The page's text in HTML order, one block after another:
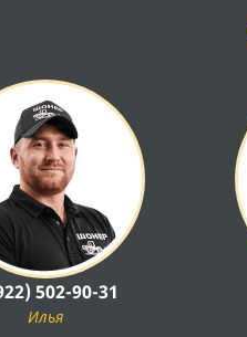
502-90-31
Илья